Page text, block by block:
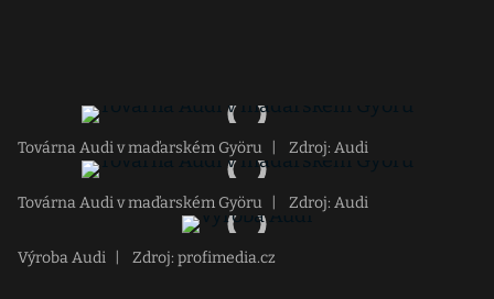
Továrna Audi v maďarském Györu Zdroj: Audi
Továrna Audi v maďarském Györu Zdroj: Audi
Výroba Audi Zdroj: profimedia.cz